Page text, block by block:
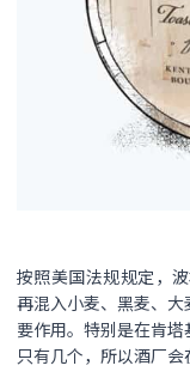
按照美国法规规定，
再混入小麦、黑麦、
要作用。特别是在肯
只有几个，所以酒厂会